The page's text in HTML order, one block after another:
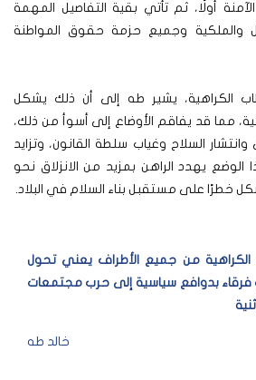
أولًا، ثم تأتي بقية التفاصيل المهمة
والملكية وجميع حزمة حقوق المواطنة
الكراهية، يشير طه إلى أن ذلك يشكل
مما قد يفاقم الأوضاع إلى أسوأ من ذلك،
السلاح وغياب سلطة القانون، وتزايد
الوضع يهدد الراهن بمزيد من الانزلاق نحو
خطرًا على مستقبل بناء السلام في البلاد.
الكراهية من جميع الأطراف يعني تحول
فرقاء بدوافع سياسية إلى حرب مجتمعات
خالد طه